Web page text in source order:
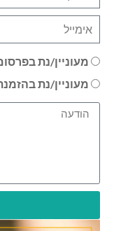
מעוניין/נת
מעוניין/נת